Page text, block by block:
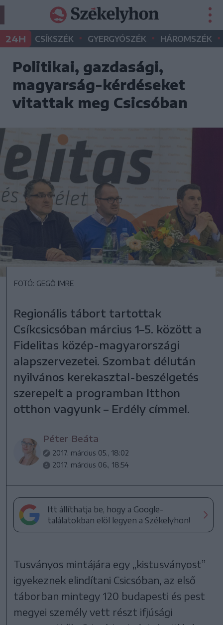
24H CSÍKSZÉK • GYERGYÓSZÉK • HÁROMSZÉK •
Politikai, gazdasági,
magyarság-kérdéseket
vitattak meg Csicsóban
FOTÓ: GEGŐ IMRE
Regionális tábort tartottak
Csíkcsicsóban március 1–5. között a
Fidelitas közép-magyarországi
alapszervezetei. Szombat délután
nyilvános kerekasztal-beszélgetés
szerepelt a programban Itthon
otthon vagyunk – Erdély címmel.
Péter Beáta
2017. március 05., 18:02
2017. március 06., 18:54
Itt állíthatja be, hogy a Google-
találatokban elöl legyen a Székelyhon!
Tusványos mintájára egy „kistusványost”
igyekeznek elindítani Csicsóban, az első
táborban mintegy 120 budapesti és pest
megyei személy vett részt ifjúsági